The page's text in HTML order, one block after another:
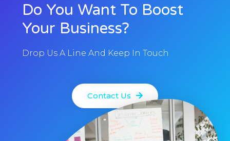
Do You Want To Boost
Your Business?
Drop Us A Line And Keep In Touch
Contact Us